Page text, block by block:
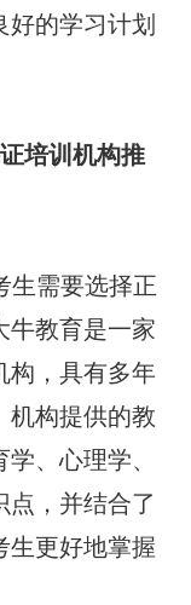
的学习计划
培训机构推
生需要选择正
牛教育是一家
构，具有多年
机构提供的教
、心理学、
点，并结合了
生更好地掌握